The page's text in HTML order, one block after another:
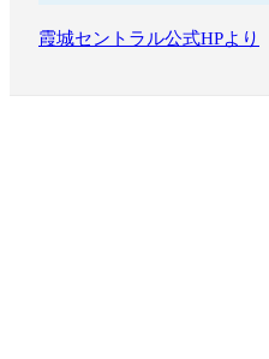
霞城セントラル公式HPより